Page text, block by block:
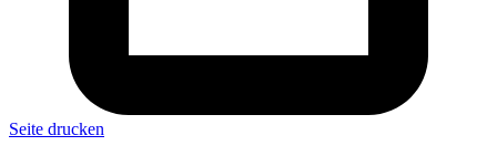
Seite drucken